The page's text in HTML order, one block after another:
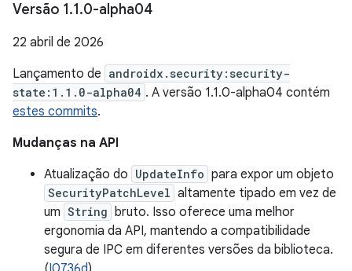
Versão 1.1.0-alpha04
22 abril de 2026
Lançamento de androidx.security:security-
state:1.1.0-alpha04 . A versão 1.1.0-alpha04 contém
estes commits.
Mudanças na API
Atualização do UpdateInfo para expor um objeto
SecurityPatchLevel altamente tipado em vez de
um String bruto. Isso oferece uma melhor
ergonomia da API, mantendo a compatibilidade
segura de IPC em diferentes versões da biblioteca.